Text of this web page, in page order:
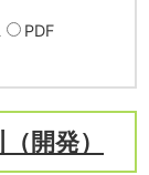
PDF
開発）